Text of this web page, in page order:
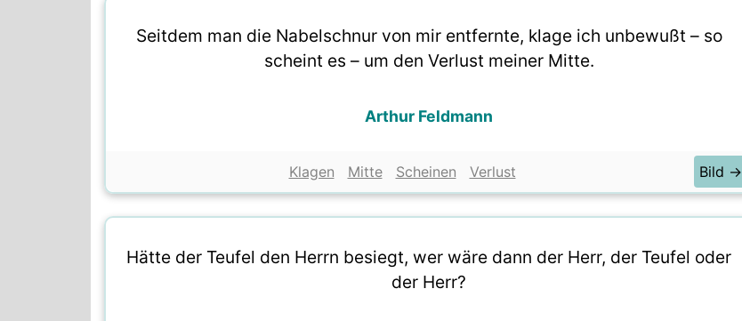
Seitdem man die Nabelschnur von mir entfernte, klage ich unbewußt – so
scheint es – um den Verlust meiner Mitte.
Arthur Feldmann
Klagen Mitte Scheinen Verlust Bild →
Hätte der Teufel den Herrn besiegt, wer wäre dann der Herr, der Teufel oder
der Herr?